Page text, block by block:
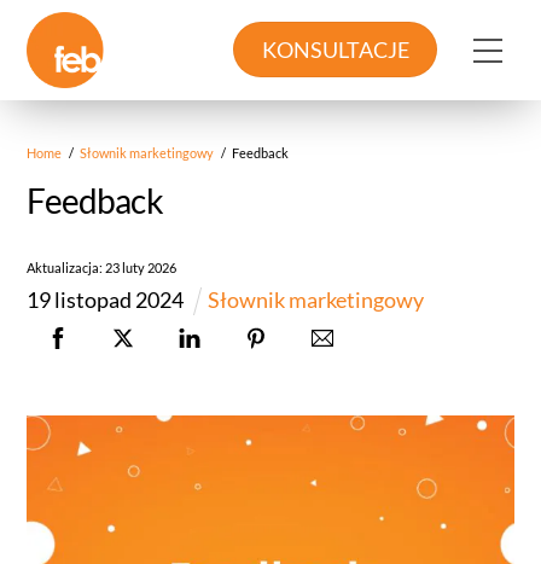
content
KONSULTACJE
Home / Słownik marketingowy / Feedback
Feedback
Aktualizacja: 23luty 2026
19listopad 2024 Słownik marketingowy